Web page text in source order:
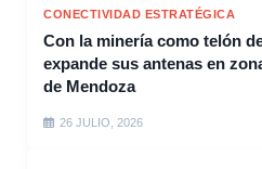
CONECTIVIDAD ESTRATÉGICA
Con la minería como telón
expande sus antenas en
de Mendoza
26 JULIO, 2026